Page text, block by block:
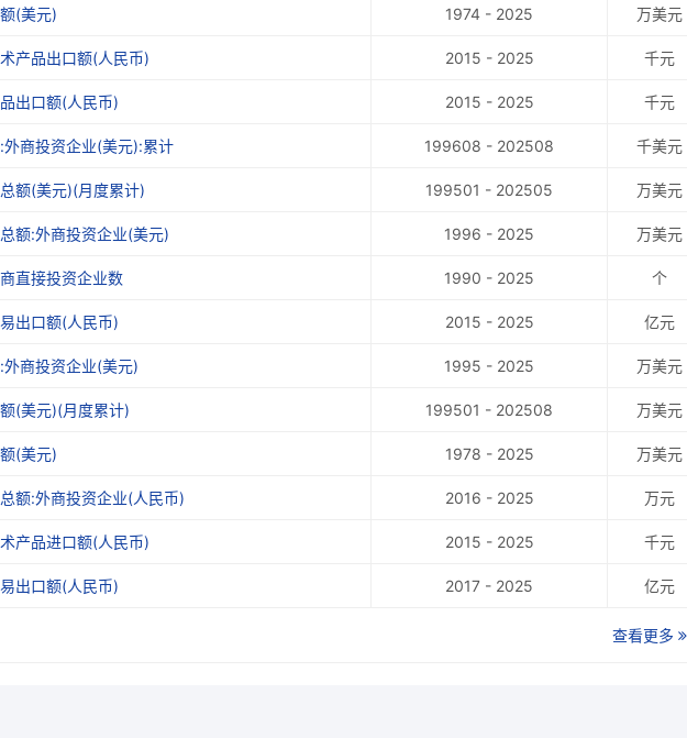
(美元) 1974 - 2025 万美元
产品出口额(人民币) 2015 - 2025 千元
出口额(人民币) 2015 - 2025 千元
商投资企业(美元):累计 199608 - 202508 千美元
额(美元)(月度累计) 199501 - 202505 万美元
额:外商投资企业(美元) 1996 - 2025 万美元
直接投资企业数 1990 - 2025 个
出口额(人民币) 2015 - 2025 亿元
商投资企业(美元) 1995 - 2025 万美元
(美元)(月度累计) 199501 - 202508 万美元
(美元) 1978 - 2025 万美元
额:外商投资企业(人民币) 2016 - 2025 万元
产品进口额(人民币) 2015 - 2025 千元
出口额(人民币) 2017 - 2025 亿元
查看更多